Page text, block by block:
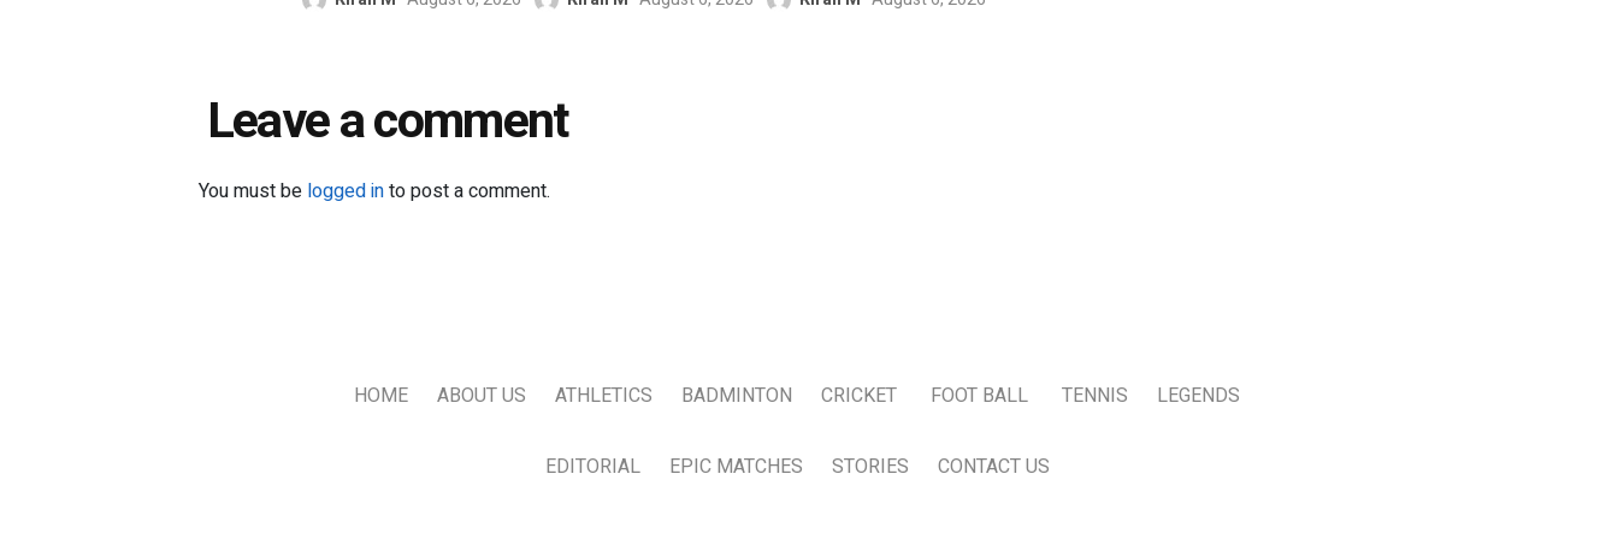
Leave a comment
You must be logged into post a comment.
HOME ABOUT US ATHLETICS BADMINTON CRICKET FOOT BALL TENNIS LEGENDS
EDITORIAL EPIC MATCHES STORIES CONTACT US